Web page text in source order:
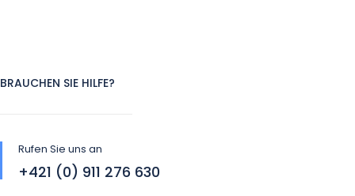
BRAUCHEN SIE HILFE?
Rufen Sie uns an
+421 (0) 911 276 630